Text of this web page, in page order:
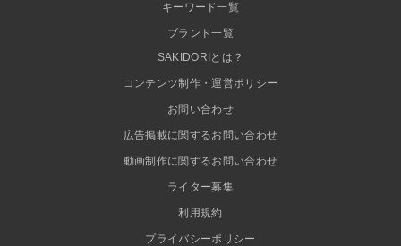
キーワード一覧
ブランド一覧
SAKIDORIとは？
コンテンツ制作・運営ポリシー
お問い合わせ
広告掲載に関するお問い合わせ
動画制作に関するお問い合わせ
ライター募集
利用規約
プライバシーポリシー